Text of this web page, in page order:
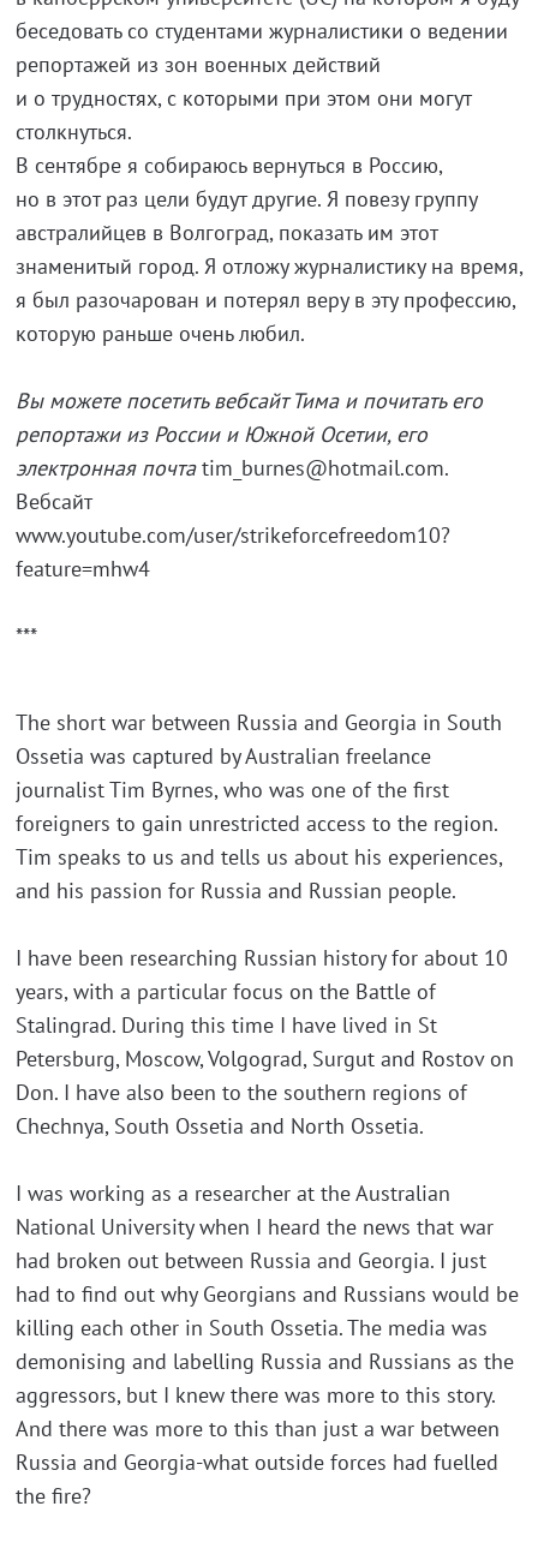
беседовать со студентами журналистики о ведении
репортажей из зон военных действий
и о трудностях, с которыми при этом они могут
столкнуться.
В сентябре я собираюсь вернуться в Россию,
но в этот раз цели будут другие. Я повезу группу
австралийцев в Волгоград, показать им этот
знаменитый город. Я отложу журналистику на время,
я был разочарован и потерял веру в эту профессию,
которую раньше очень любил.
Вы можете посетить вебсайт Тима и почитать его
репортажи из России и Южной Осетии, его
электронная почтаtim_burnes@hotmail.com.
Вебсайт
www.youtube.com/user/strikeforcefreedom10?
feature=mhw4
***
The short war between Russia and Georgia in South
Ossetia was captured by Australian freelance
journalist Tim Byrnes, who was one of the first
foreigners to gain unrestricted access to the region.
Tim speaks to us and tells us about his experiences,
and his passion for Russia and Russian people.
I have been researching Russian history for about 10
years, with a particular focus on the Battle of
Stalingrad. During this time I have lived in St
Petersburg, Moscow, Volgograd, Surgut and Rostov on
Don. I have also been to the southern regions of
Chechnya, South Ossetia and North Ossetia.
I was working as a researcher at the Australian
National University when I heard the news that war
had broken out between Russia and Georgia. I just
had to find out why Georgians and Russians would be
killing each other in South Ossetia. The media was
demonising and labelling Russia and Russians as the
aggressors, but I knew there was more to this story.
And there was more to this than just a war between
Russia and Georgia-what outside forces had fuelled
the fire?